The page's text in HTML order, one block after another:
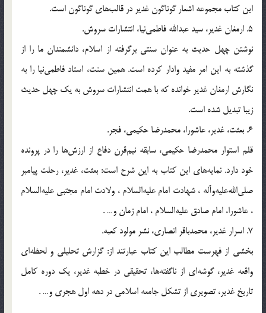
اين كتاب مجموعه اشعار گوناگون غدير در قالب‌هاى گوناگون است.
5. ارمغان غدير، سيد عبدالله فاطمى‌نيا، انتشارات سروش.
نوشتن چهل حديث به عنوان سنتى برگرفته از اسلام، دانشمندان ما را از
گذشته به اين امر مفيد وادار كرده است. همين سنت، استاد فاطمى‌نيا را به
نگارش ارمغان غدير خوانده كه با همت انتشارات سروش به يك چهل حديث
زيبا تبديل شده است.
6. بعثت، غدير، عاشورا، محمدرضا حكيمى، فجر.
قلم استوار محمدرضا حكيمى، سابقه نيم‌قرن دفاع از ارزش‌ها را در پرونده
خود دارد. نمايه‌هاى اين كتاب به اين شرح است: بعثت، غدير، رحلت پيامبر
صلى‌الله‌عليه‌و‌آله ، شهادت امام عليه‌السلام ، ولادت امام مجتبى عليه‌السلام
، عاشورا، امام صادق عليه‌السلام ، امام زمان و… .
7. اسرار غدير، محمدباقر انصارى، نشر مولود كعبه.
بخشى از فهرست مطالب اين كتاب عبارتند از: گزارش تحليلى و لحظه‌اى
واقعه غدير، گوشه‌اى از ناگفته‌ها، تحقيقى در خطبه غدير، يك دوره كامل
تاريخ غدير، تصويرى از تشكل جامعه اسلامى در دهه اول هجرى و… .